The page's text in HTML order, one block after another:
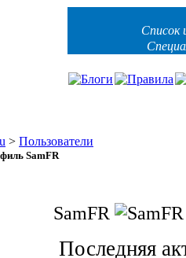
Список
> Пользователи
SamFR
SamFR
Последняя